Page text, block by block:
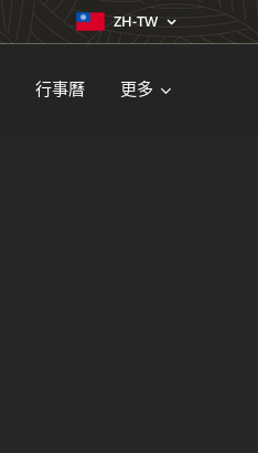
ZH-TW
行事曆 更多